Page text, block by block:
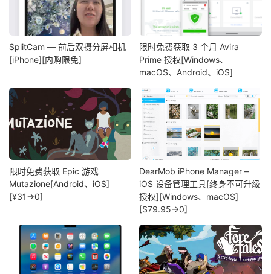
SplitCam — 前后双摄分屏相机
[iPhone][内购限免]
限时免费获取 3 个月 Avira
Prime 授权[Windows、
macOS、Android、iOS]
限时免费获取 Epic 游戏
Mutazione[Android、iOS]
[¥31→0]
DearMob iPhone Manager –
iOS 设备管理工具[终身不可升级
授权][Windows、macOS]
[$79.95→0]